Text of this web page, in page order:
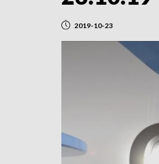
2019-10-23